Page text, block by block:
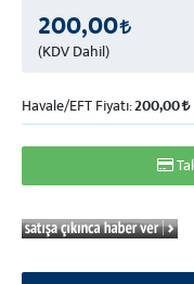
200,00
(KDV Dahil)
Havale/EFT Fiyatı:200,00